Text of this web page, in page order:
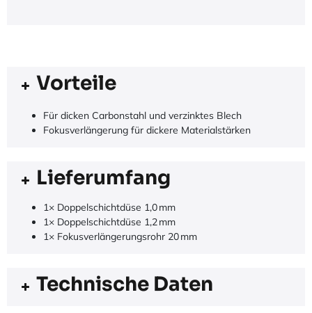
Vorteile
Für dicken Carbonstahl und verzinktes Blech
Fokusverlängerung für dickere Materialstärken
Lieferumfang
1× Doppelschichtdüse 1,0 mm
1× Doppelschichtdüse 1,2 mm
1× Fokusverlängerungsrohr 20 mm
Technische Daten